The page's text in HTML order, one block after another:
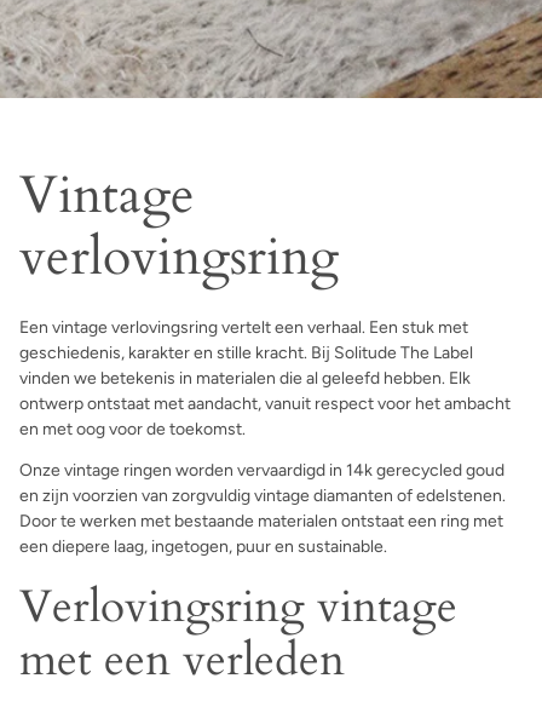
Vintage
verlovingsring
Een vintage verlovingsring vertelt een verhaal. Een stuk met
geschiedenis, karakter en stille kracht. Bij Solitude The Label
vinden we betekenis in materialen die al geleefd hebben. Elk
ontwerp ontstaat met aandacht, vanuit respect voor het ambacht
en met oog voor de toekomst.
Onze vintage ringen worden vervaardigd in 14k gerecycled goud
en zijn voorzien van zorgvuldig vintage diamanten of edelstenen.
Door te werken met bestaande materialen ontstaat een ring met
een diepere laag, ingetogen, puur en sustainable.
Verlovingsring vintage
met een verleden